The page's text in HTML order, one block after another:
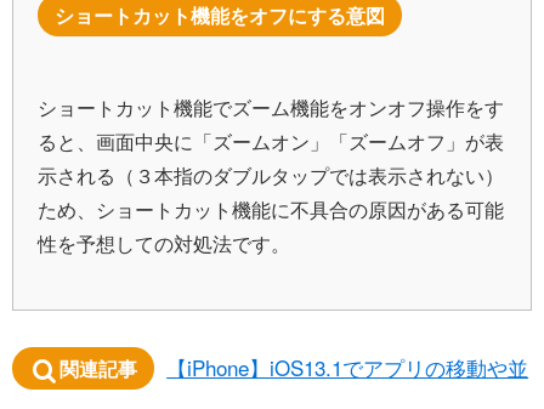
ショートカット機能をオフにする意図
ショートカット機能でズーム機能をオンオフ操作をす
ると、画面中央に「ズームオン」「ズームオフ」が表
示される（３本指のダブルタップでは表示されない）
ため、ショートカット機能に不具合の原因がある可能
性を予想しての対処法です。
関連記事
【iPhone】iOS13.1でアプリの移動や並